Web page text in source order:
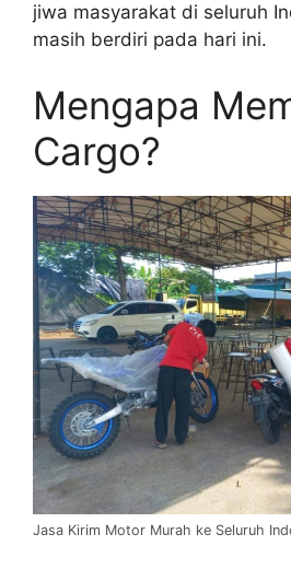
jiwa masyarakat di seluruh
masih berdiri pada hari ini.
Mengapa
Cargo?
Jasa Kirim Motor Murah ke Seluruh